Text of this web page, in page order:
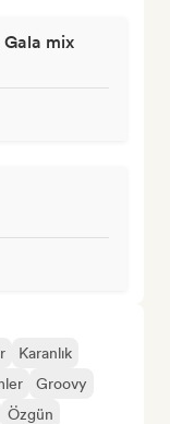
mix
Karanlık
Groovy
Özgün